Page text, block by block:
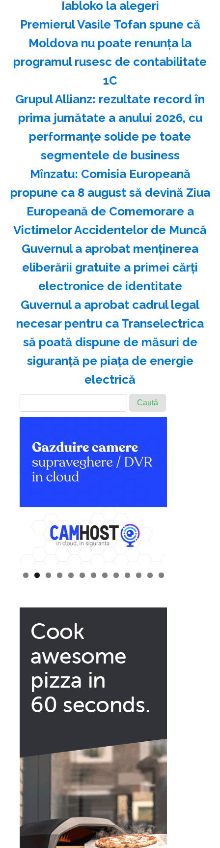
Iabloko la alegeri
Premierul Vasile Tofan spune că
Moldova nu poate renunţa la
programul rusesc de contabilitate
1C
Grupul Allianz: rezultate record în
prima jumătate a anului 2026, cu
performanțe solide pe toate
segmentele de business
Mînzatu: Comisia Europeană
propune ca 8 august să devină Ziua
Europeană de Comemorare a
Victimelor Accidentelor de Muncă
Guvernul a aprobat menţinerea
eliberării gratuite a primei cărţi
electronice de identitate
Guvernul a aprobat cadrul legal
necesar pentru ca Transelectrica
să poată dispune de măsuri de
siguranţă pe piaţa de energie
electrică